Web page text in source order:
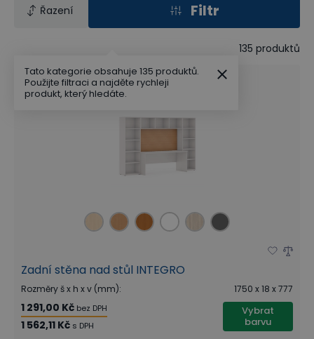
Řazení Filtr
135 produktů
Zadní stěna nad stůl INTEGRO
Rozměry š x h x v (mm): 1750 x 18 x 777
1 291,00 Kč bez DPH
1 562,11 Kč s DPH
Vybrat
barvu
Tato kategorie obsahuje 135 produktů.
Použijte filtraci a najděte rychleji
produkt, který hledáte.